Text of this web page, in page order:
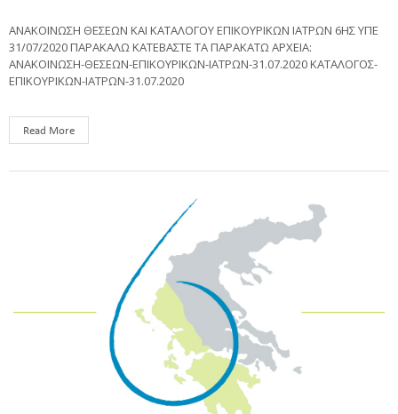
ΑΝΑΚΟΙΝΩΣΗ ΘΕΣΕΩΝ ΚΑΙ ΚΑΤΑΛΟΓΟΥ ΕΠΙΚΟΥΡΙΚΩΝ ΙΑΤΡΩΝ 6ΗΣ ΥΠΕ
31/07/2020 ΠΑΡΑΚΑΛΩ ΚΑΤΕΒΑΣΤΕ ΤΑ ΠΑΡΑΚΑΤΩ ΑΡΧΕΙΑ:
ΑΝΑΚΟΙΝΩΣΗ-ΘΕΣΕΩΝ-ΕΠΙΚΟΥΡΙΚΩΝ-ΙΑΤΡΩΝ-31.07.2020 ΚΑΤΑΛΟΓΟΣ-
ΕΠΙΚΟΥΡΙΚΩΝ-ΙΑΤΡΩΝ-31.07.2020
Read More